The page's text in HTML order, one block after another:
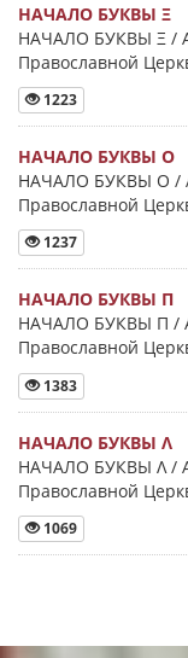
НАЧАЛО БУКВЫ Ξ
НАЧАЛО БУКВЫ Ξ /
Православной
1223
НАЧАЛО БУКВЫ Ο
НАЧАЛО БУКВЫ Ο /
Православной
1237
НАЧАЛО БУКВЫ Π
НАЧАЛО БУКВЫ Π /
Православной
1383
НАЧАЛО БУКВЫ Λ
НАЧАЛО БУКВЫ Λ /
Православной
1069